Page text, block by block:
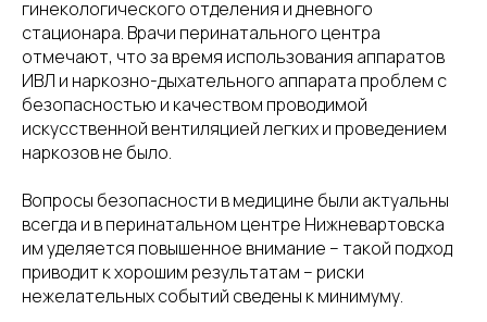
гинекологического отделения и дневного
стационара. Врачи перинатального центра
отмечают, что за время использования аппаратов
ИВЛ и наркозно-дыхательного аппарата проблем с
безопасностью и качеством проводимой
искусственной вентиляцией легких и проведением
наркозов не было.
Вопросы безопасности в медицине были актуальны
всегда и в перинатальном центре Нижневартовска
им уделяется повышенное внимание – такой подход
приводит к хорошим результатам – риски
нежелательных событий сведены к минимуму.